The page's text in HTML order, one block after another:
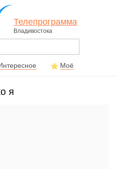
Телепрограмма
Владивостока
Моё
я